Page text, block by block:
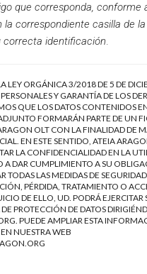
que corresponda, conforme
la correspondiente casilla de
correcta identificación.
LEY ORGÁNICA 3/2018 DE 5 DE
Y GARANTÍA DE LOS
QUE LOS DATOS CONTENIDOS
FORMARÁN PARTE DE UN
OLT CON LA FINALIDAD DE
EN ESTE SENTIDO, ATEIA
LA CONFIDENCIALIDAD EN LA
A DAR CUMPLIMIENTO A SU
TODAS LAS MEDIDAS DE
PÉRDIDA, TRATAMIENTO O
DE ELLO, UD. PODRÁ EJERCITAR
PROTECCIÓN DE DATOS
. PUEDE AMPLIAR ESTA
NUESTRA WEB